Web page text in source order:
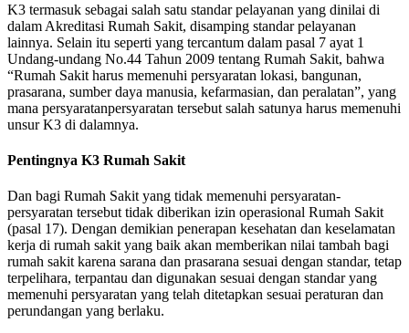
K3 termasuk sebagai salah satu standar pelayanan yang dinilai di
dalam Akreditasi Rumah Sakit, disamping standar pelayanan
lainnya. Selain itu seperti yang tercantum dalam pasal 7 ayat 1
Undang-undang No.44 Tahun 2009 tentang Rumah Sakit, bahwa
“Rumah Sakit harus memenuhi persyaratan lokasi, bangunan,
prasarana, sumber daya manusia, kefarmasian, dan peralatan”, yang
mana persyaratanpersyaratan tersebut salah satunya harus memenuhi
unsur K3 di dalamnya.
Pentingnya K3 Rumah Sakit
Dan bagi Rumah Sakit yang tidak memenuhi persyaratan-
persyaratan tersebut tidak diberikan izin operasional Rumah Sakit
(pasal 17). Dengan demikian penerapan kesehatan dan keselamatan
kerja di rumah sakit yang baik akan memberikan nilai tambah bagi
rumah sakit karena sarana dan prasarana sesuai dengan standar, tetap
terpelihara, terpantau dan digunakan sesuai dengan standar yang
memenuhi persyaratan yang telah ditetapkan sesuai peraturan dan
perundangan yang berlaku.